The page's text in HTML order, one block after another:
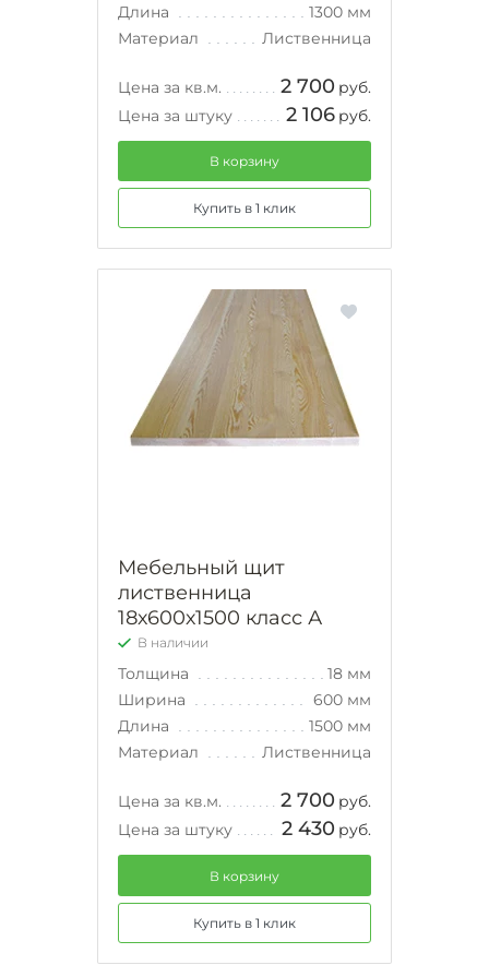
Длина
1300 мм
Материал
Лиственница
Цена за кв.м. 2 700 руб.
Цена за штуку
2 106 руб.
В корзину
Купить в 1 клик
Мебельный щит
лиственница
18х600х1500 класс А
В наличии
Толщина
18 мм
Ширина
600 мм
Длина
1500 мм
Материал
Лиственница
Цена за кв.м. 2 700 руб.
Цена за штуку
2 430 руб.
В корзину
Купить в 1 клик